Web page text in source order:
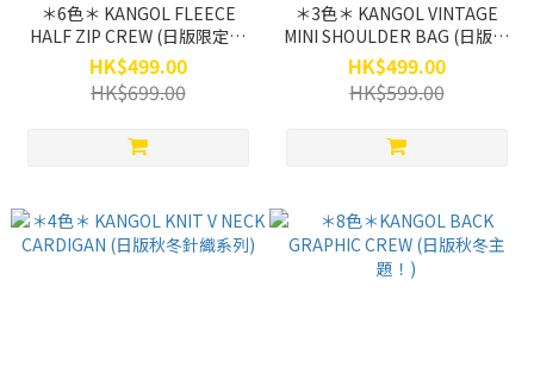
＊6色＊ KANGOL FLEECE
HALF ZIP CREW (日版限定開
年優惠！)
HK$499.00
HK$699.00
＊3色＊ KANGOL VINTAGE
MINI SHOULDER BAG (日版文
青風限定！)
HK$499.00
HK$599.00